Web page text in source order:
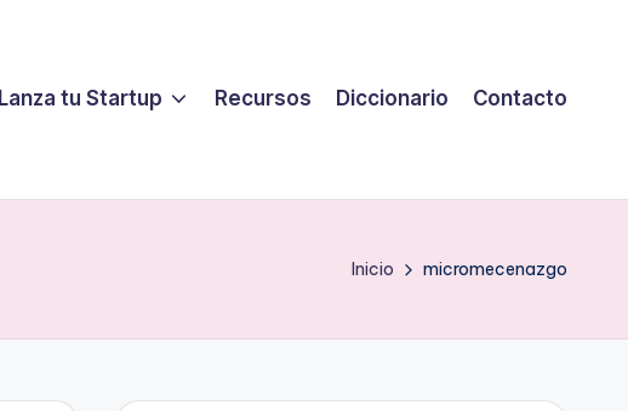
Lanza tu Startup Recursos Diccionario Contacto
Inicio micromecenazgo